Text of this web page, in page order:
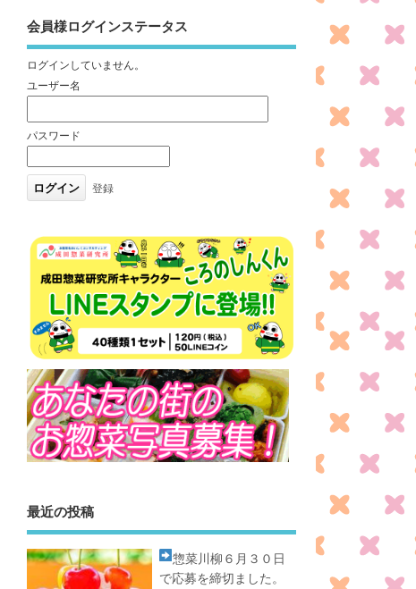
会員様ログインステータス
ログインしていません。
ユーザー名
パスワード
登録
最近の投稿
惣菜川柳 ６月３０日
で応募を締切ました。